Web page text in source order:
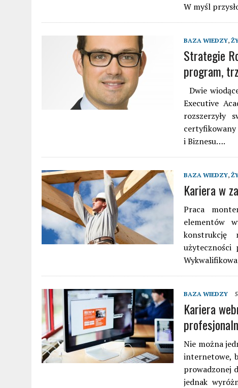
W myśl
BAZA WIEDZY,
Strategie
program,
Dwie
Executive
rozszerzyły
i Biznesu….
BAZA WIEDZY,
Kariera w
Praca
elementów
konstrukcję
BAZA WIEDZY
Kariera
Nie można
internetowe,
prowadzonej
jednak